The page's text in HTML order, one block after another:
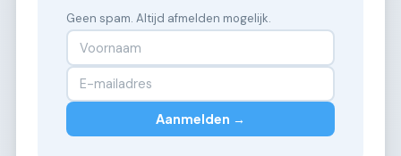
Geen spam. Altijd afmelden mogelijk.
Aanmelden →